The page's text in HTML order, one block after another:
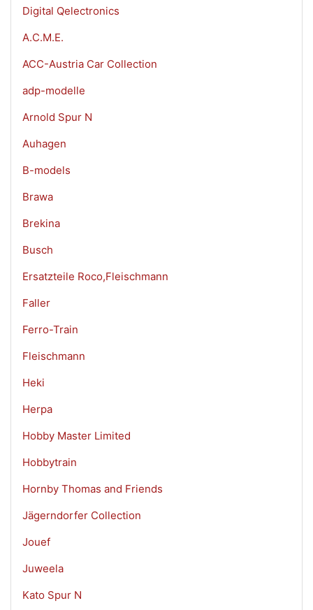
Digital Qelectronics
A.C.M.E.
ACC-Austria Car Collection
adp-modelle
Arnold Spur N
Auhagen
B-models
Brawa
Brekina
Busch
Ersatzteile Roco,Fleischmann
Faller
Ferro-Train
Fleischmann
Heki
Herpa
Hobby Master Limited
Hobbytrain
Hornby Thomas and Friends
Jägerndorfer Collection
Jouef
Juweela
Kato Spur N